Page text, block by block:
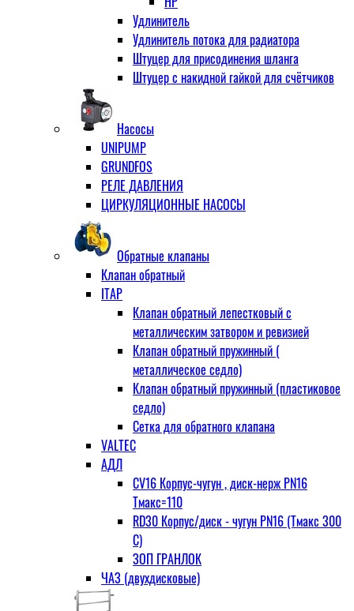
Удлинитель
Удлинитель потока для радиатора
Штуцер для присодинения шланга
Штуцер с накидной гайкой для счётчиков
Насосы
UNIPUMP
GRUNDFOS
РЕЛЕ ДАВЛЕНИЯ
ЦИРКУЛЯЦИОННЫЕ НАСОСЫ
Обратные клапаны
Клапан обратный
ITAP
Клапан обратный лепестковый с
металлическим затвором и ревизией
Клапан обратный пружинный (
металлическое седло)
Клапан обратный пружинный (пластиковое
седло)
Сетка для обратного клапана
VALTEC
АДЛ
CV16 Корпус-чугун , диск-нерж PN16
Тмакс=110
RD30 Корпус/диск - чугун РN16 (Тмакс 300
С)
ЗОП ГРАНЛОК
ЧАЗ (двухдисковые)